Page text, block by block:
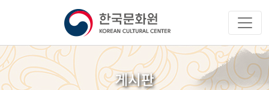
게시판